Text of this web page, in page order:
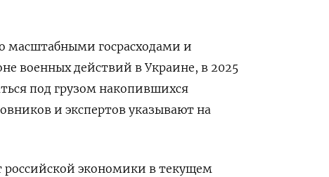
масштабными госрасходами и
военных действий в Украине, в 2025
под грузом накопившихся
и экспертов указывают на
российской экономики в текущем